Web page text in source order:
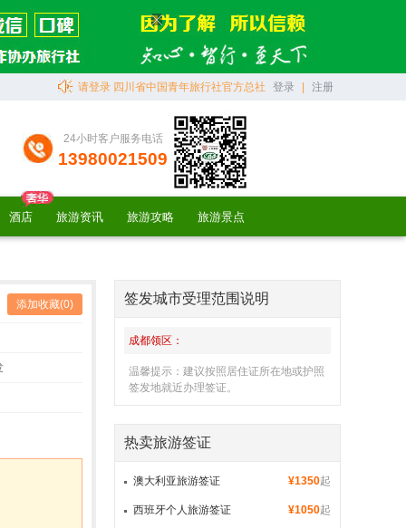
请登录 四川省中国青年旅行社官方总社 登录 注册
24小时客户服务电话
13980021509
酒店 旅游资讯 旅游攻略 旅游景点
添加收藏(0) 签发城市受理范围说明
成都领区：
温馨提示：建议按照居住证所在地或护照
签发地就近办理签证。
热卖旅游签证
¥1350起
澳大利亚旅游签证
¥1050起
西班牙个人旅游签证